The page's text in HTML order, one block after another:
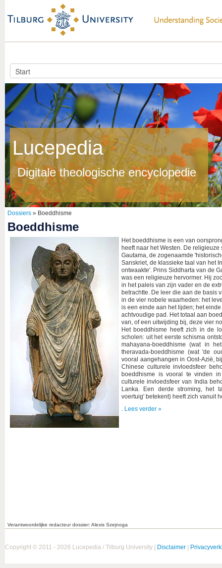
Lucepedia
Digitale theologische encyclopedie
Verantwoordelijke redacteur dossier: Alexis Szejnoga
Dossiers » Boeddhisme
Boeddhisme
Het boeddhisme is een van
heeft naar het Westen. De
Gautama, de zogenaamde
Sanskriet, de klassieke taal van het
ontwaakte'. Prins Siddharta van de
was een religieuze hervormer. Hij
in het paleis van zijn vader en de
betrachtte. De leer die aan de basis
in de vier nobele waarheden: het
is een einde aan het lijden; het
achtvoudige pad. Het totaal aan
van, of een uitwijding bij, deze vier
Het boeddhisme heeft zich in de
scholen: uit het eerste schisma
mahayana-boeddhisme (wat in
theravada-boeddhisme (wat 'de
vooral aangehangen in Oost-Azië,
Chinese culturele invloedsfeer
boeddhisme is vooral te vinden
culturele invloedsfeer van India
Lanka. Een derde stroming, het
voertuig' betekent) heeft zich vanuit
. Lees verder »
Copyright © 2011 - 2026 Lucepedia / Tilburg University | Disclaimer